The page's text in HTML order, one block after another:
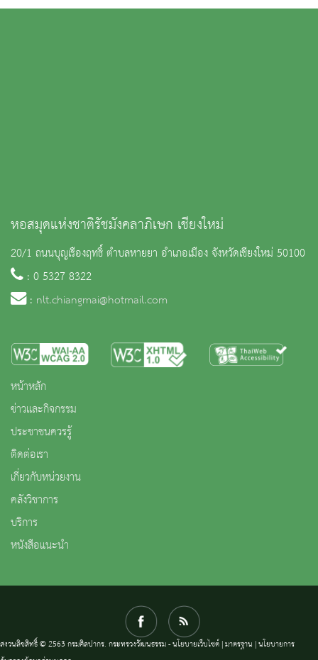
หอสมุดแห่งชาติรัชมังคลาภิเษก เชียงใหม่
20/1 ถนนบุญเรืองฤทธิ์ ตำบลหายยา อำเภอเมือง จังหวัดเชียงใหม่ 50100
: 0 5327 8322
: nlt.chiangmai@hotmail.com
หน้าหลัก
ข่าวและกิจกรรม
ประชาชนควรรู้
ติดต่อเรา
เกี่ยวกับหน่วยงาน
คลังวิชาการ
บริการ
หนังสือแนะนำ
สงวนลิขสิทธิ์ © 2563 กรมศิลปากร. กระทรวงวัฒนธรรม -นโยบายเว็บไซต์|มาตรฐาน |นโยบายการ